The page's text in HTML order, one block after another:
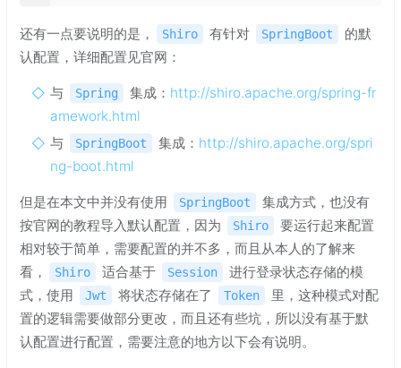
还有一点要说明的是， Shiro 有针对 SpringBoot
的默
认配置，详细配置见官网：
与 Spring 集成： http://shiro.apache.org/spring-fr
amework.html
与
SpringBoot 集成： http://shiro.apache.org/spri
ng-boot.html
但是在本文中并没有使用 SpringBoot
集成方式，也没有
按官网的教程导入默认配置，因为
Shiro
要运行起来配置
相对较于简单，需要配置的并不多，而且从本人的了解来
看，
Shiro 适合基于 Session
进行登录状态存储的模
式，使用
Jwt 将状态存储在了 Token
里，这种模式对配
置的逻辑需要做部分更改，而且还有些坑，所以没有基于默
认配置进行配置，需要注意的地方以下会有说明。